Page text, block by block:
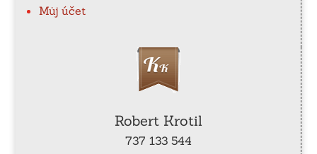
Můj účet
Robert Krotil
737 133 544